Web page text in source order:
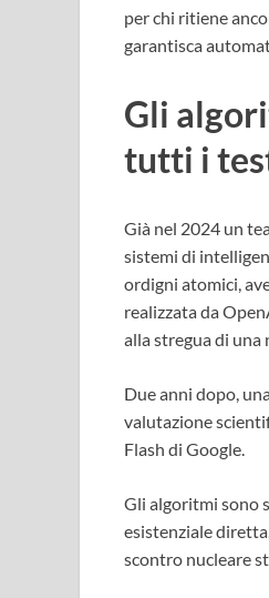
per chi ritiene
garantisca
Gli
tutti i
Già nel 2024 un
sistemi di
ordigni atomici,
realizzata da
alla stregua di
Due anni dopo,
valutazione
Flash di Google.
Gli algoritmi sono
esistenziale
scontro nucleare